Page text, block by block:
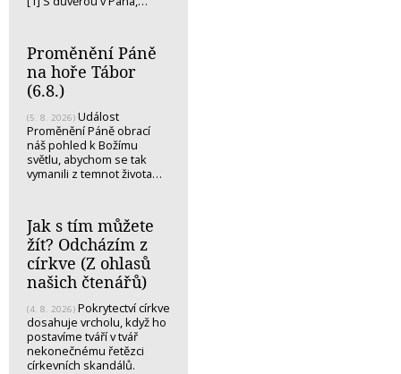
Proměnění Páně
na hoře Tábor
(6.8.)
(5. 8. 2026) Událost
Proměnění Páně obrací
náš pohled k Božímu
světlu, abychom se tak
vymanili z temnot života…
Jak s tím můžete
žít? Odcházím z
církve (Z ohlasů
našich čtenářů)
(4. 8. 2026) Pokrytectví církve
dosahuje vrcholu, když ho
postavíme tváří v tvář
nekonečnému řetězci
církevních skandálů.